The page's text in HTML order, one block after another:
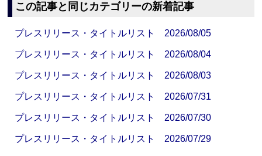
この記事と同じカテゴリーの新着記事
プレスリリース・タイトルリスト 2026/08/05
プレスリリース・タイトルリスト 2026/08/04
プレスリリース・タイトルリスト 2026/08/03
プレスリリース・タイトルリスト 2026/07/31
プレスリリース・タイトルリスト 2026/07/30
プレスリリース・タイトルリスト 2026/07/29